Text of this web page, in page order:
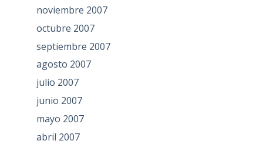
noviembre 2007
octubre 2007
septiembre 2007
agosto 2007
julio 2007
junio 2007
mayo 2007
abril 2007